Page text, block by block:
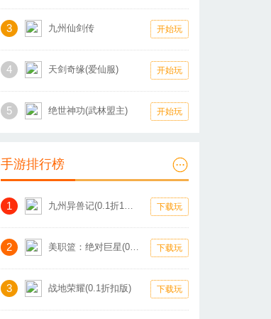
3 九州仙剑传 开始玩
4 天剑奇缘(爱仙服) 开始玩
5 绝世神功(武林盟主) 开始玩
手游排行榜
1 九州异兽记(0.1折1W免费版) 下载玩
2 美职篮：绝对巨星(0.1折卡牌) 下载玩
3 战地荣耀(0.1折扣版) 下载玩